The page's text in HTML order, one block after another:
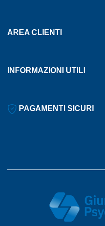
AREA CLIENTI
INFORMAZIONI UTILI
PAGAMENTI SICURI